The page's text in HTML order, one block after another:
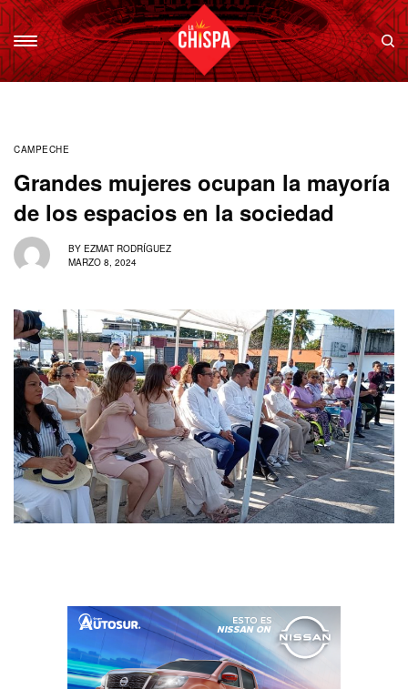
CAMPECHE
Grandes mujeres ocupan la mayoría
de los espacios en la sociedad
BY EZMAT RODRÍGUEZ
MARZO 8, 2024